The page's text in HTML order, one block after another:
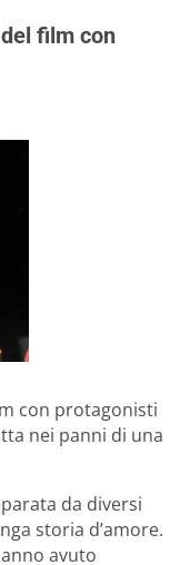
film con
con protagonisti
nei panni di una
da diversi
storia d’amore.
avuto